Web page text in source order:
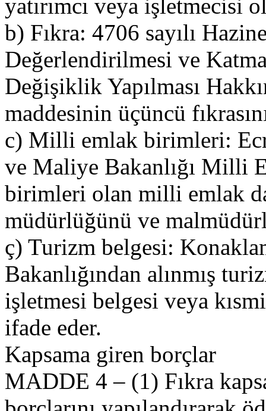
yatırımcı veya işletmecisi
b) Fıkra: 4706 sayılı
Değerlendirilmesi ve
Değişiklik Yapılması
maddesinin üçüncü
c) Milli emlak birimleri:
ve Maliye Bakanlığı Milli
birimleri olan milli emlak
müdürlüğünü ve
ç) Turizm belgesi:
Bakanlığından alınmış
işletmesi belgesi veya
ifade eder.
Kapsama giren borçlar
MADDE 4 – (1) Fıkra